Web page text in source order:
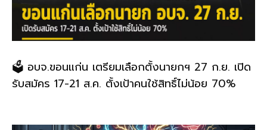
🗳️ อบจ.ขอนแก่น เตรียมเลือกตั้งนายกฯ 27 ก.ย. เปิด
รับสมัคร 17-21 ส.ค. ตั้งเป้าคนใช้สิทธิ์ไม่น้อย 70%